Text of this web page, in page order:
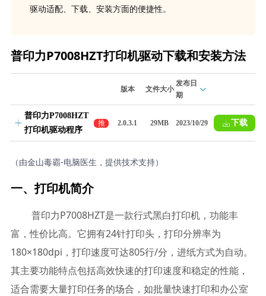
驱动适配、下载、安装方面的便捷性。
普印力P7008HZT打印机驱动下载和安装方法
版本 文件大小
发布日
期
普印力P7008HZT
打印机驱动程序
推
荐
2.0.3.1 29MB 2023/10/29 下载
（由金山毒霸-电脑医生，提供技术支持）
一、打印机简介
普印力P7008HZT是一款行式黑白打印机，功能丰
富，性价比高。它拥有24针打印头，打印分辨率为
180×180dpi，打印速度可达805行/分，进纸方式为自动。
其主要功能特点包括高效快速的打印速度和稳定的性能，
适合需要大量打印任务的场合，如批量快速打印和办公室